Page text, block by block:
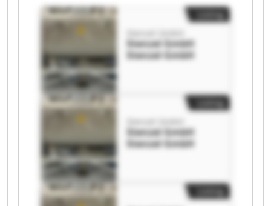
Stenzel GmbH
Stenzel GmbH
Stenzel GmbH
Stenzel GmbH
Stenzel GmbH
Stenzel GmbH